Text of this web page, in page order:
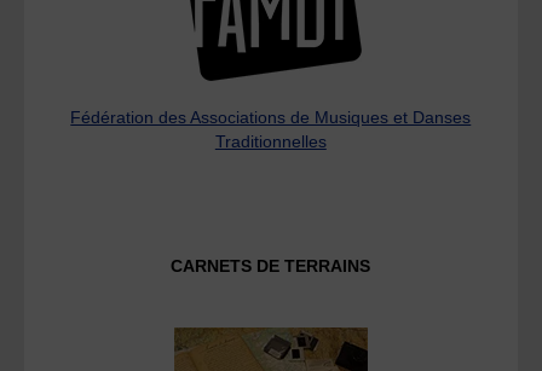
Fédération des Associations de Musiques et Danses
Traditionnelles
CARNETS DE TERRAINS